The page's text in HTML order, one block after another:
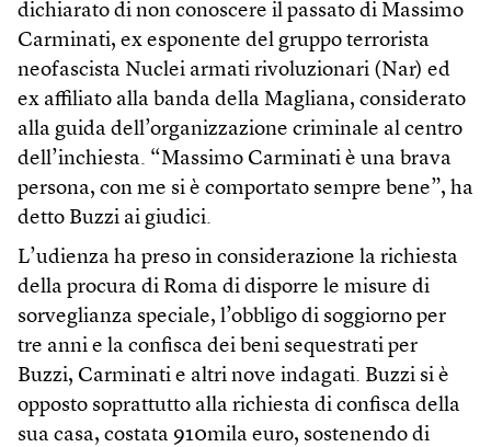
dichiarato di non conoscere il passato di Massimo
Carminati, ex esponente del gruppo terrorista
neofascista Nuclei armati rivoluzionari (Nar) ed
ex affiliato alla banda della Magliana, considerato
alla guida dell’organizzazione criminale al centro
dell’inchiesta. “Massimo Carminati è una brava
persona, con me si è comportato sempre bene”, ha
detto Buzzi ai giudici.
L’udienza ha preso in considerazione la richiesta
della procura di Roma di disporre le misure di
sorveglianza speciale, l’obbligo di soggiorno per
tre anni e la confisca dei beni sequestrati per
Buzzi, Carminati e altri nove indagati. Buzzi si è
opposto soprattutto alla richiesta di confisca della
sua casa, costata 910mila euro, sostenendo di